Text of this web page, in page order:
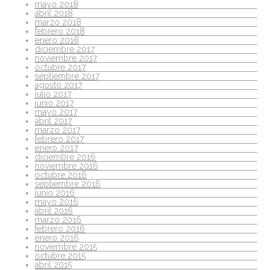
mayo 2018
abril 2018
marzo 2018
febrero 2018
enero 2018
diciembre 2017
noviembre 2017
octubre 2017
septiembre 2017
agosto 2017
julio 2017
junio 2017
mayo 2017
abril 2017
marzo 2017
febrero 2017
enero 2017
diciembre 2016
noviembre 2016
octubre 2016
septiembre 2016
junio 2016
mayo 2016
abril 2016
marzo 2016
febrero 2016
enero 2016
noviembre 2015
octubre 2015
abril 2015